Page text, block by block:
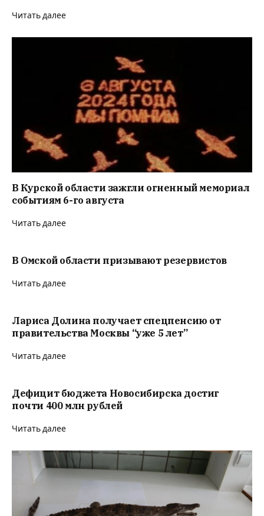
Читать далее
В Курской области зажгли огненный мемориал
событиям 6-го августа
Читать далее
В Омской области призывают резервистов
Читать далее
Лариса Долина получает спецпенсию от
правительства Москвы “уже 5 лет”
Читать далее
Дефицит бюджета Новосибирска достиг
почти 400 млн рублей
Читать далее